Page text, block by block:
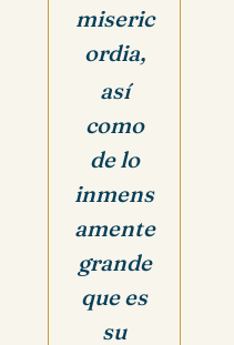
miseric
ordia,
así
como
de lo
inmens
amente
grande
que es
su